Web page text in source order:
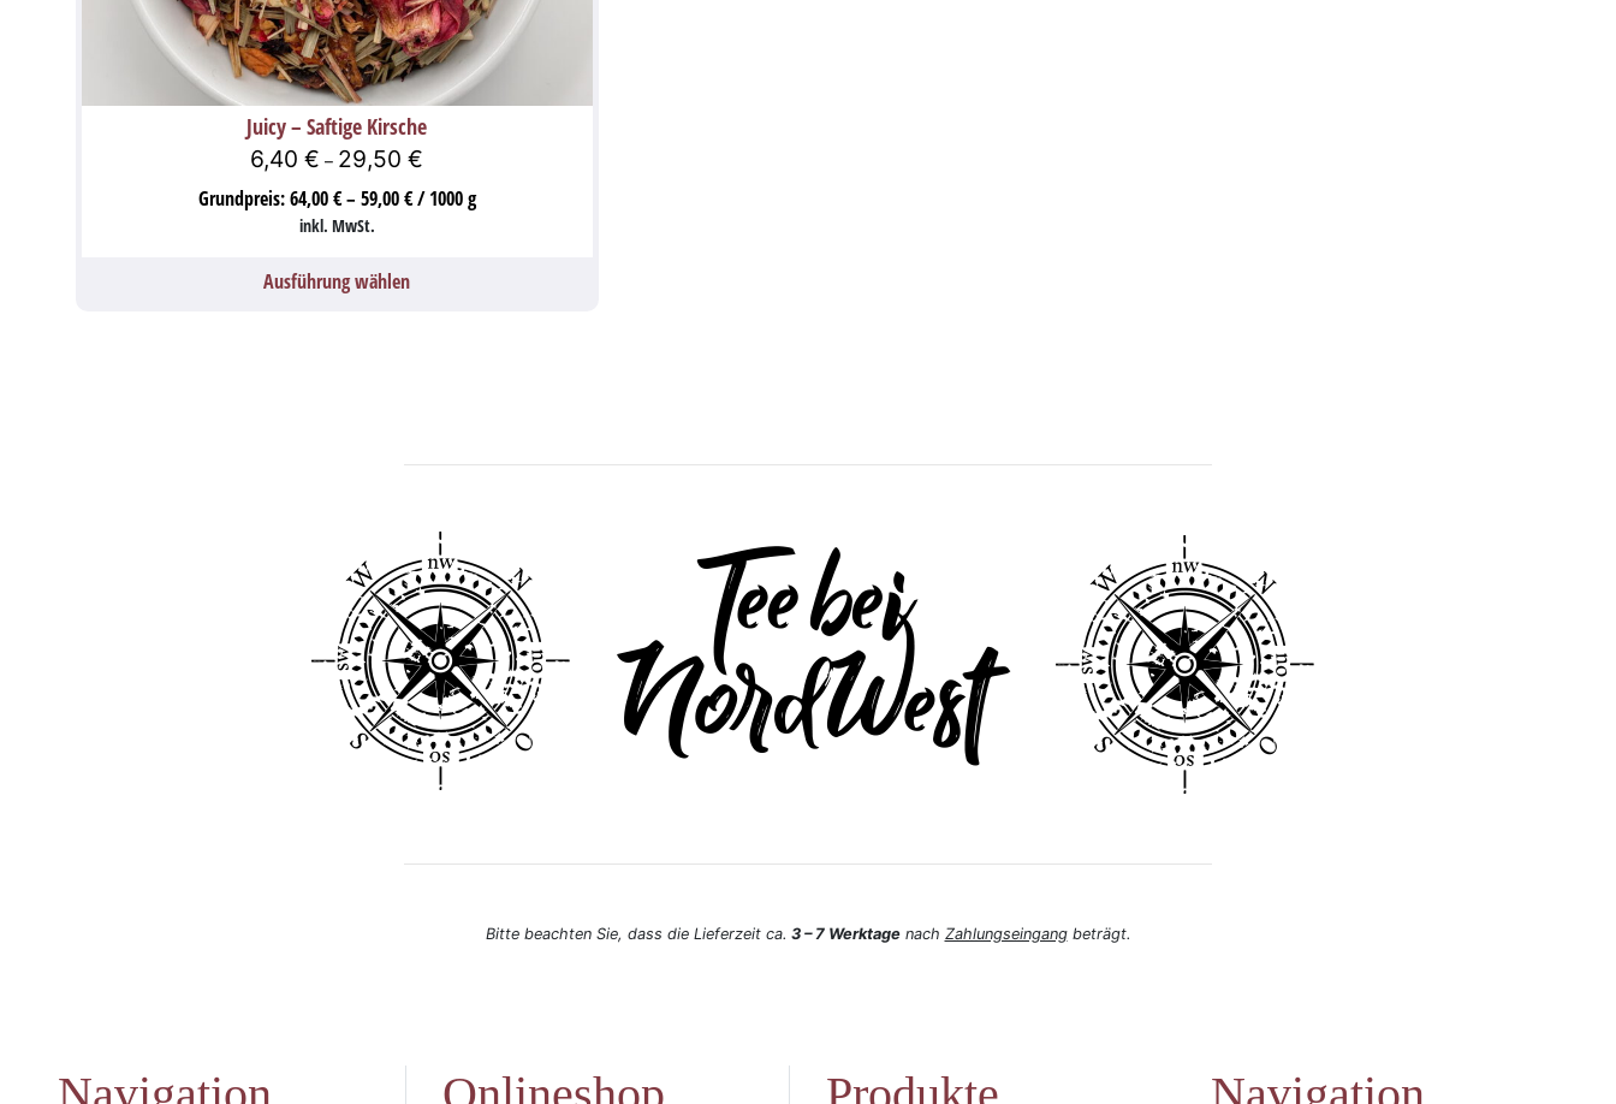
Juicy – Saftige Kirsche
6,40€ – 29,50€
Grundpreis:64,00€– 59,00€/1000g
inkl. MwSt.
Ausführung wählen
Bitte beachten Sie, dass die Lieferzeit ca. 3 – 7 Werktagenach Zahlungseingangbeträgt.